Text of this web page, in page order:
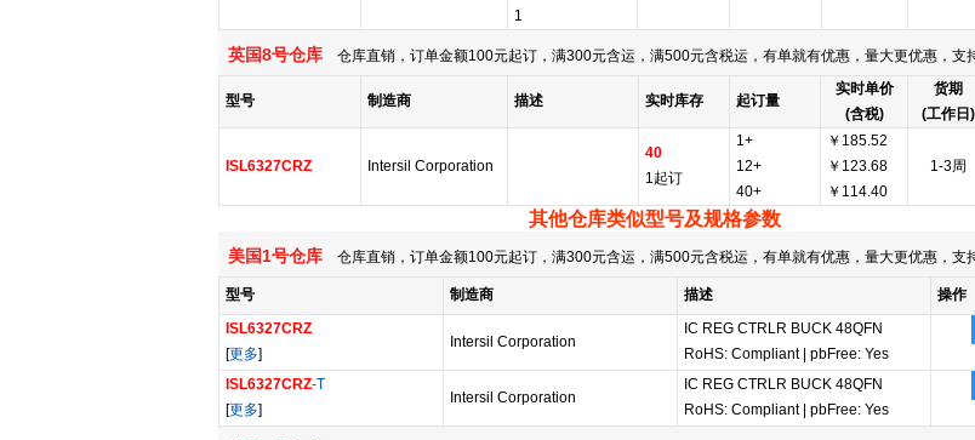
1
英国8号仓库 仓库直销，订单金额100元起订，满300元含运，满500元含税运，有单就有优惠，量大更优惠，支
型号 制造商 描述 实时库存 起订量
实时单价
(含税)
货期
(工作日)
ISL6327CRZ Intersil Corporation
40
1起订
1+
12+
40+
￥185.52
￥123.68
￥114.40
1-3周
其他仓库类似型号及规格参数
美国1号仓库 仓库直销，订单金额100元起订，满300元含运，满500元含税运，有单就有优惠，量大更优惠，支
型号 制造商 描述
操作
ISL6327CRZ
[更多]
Intersil Corporation
IC REG CTRLR BUCK 48QFN
RoHS: Compliant pbFree: Yes
ISL6327CRZ-T
[更多]
Intersil Corporation
IC REG CTRLR BUCK 48QFN
RoHS: Compliant pbFree: Yes